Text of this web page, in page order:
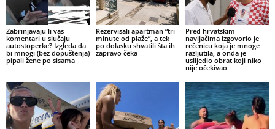
Zabrinjavaju li vas
komentari u slučaju
autostoperke? Izgleda da
bi mnogi (bez dopuštenja)
pipali žene po sisama
Rezervisali apartman “tri
minute od plaže”, a tek
po dolasku shvatili šta ih
zapravo čeka
Pred hrvatskim
navijačima izgovorio je
rečenicu koja je mnoge
razljutila, a onda je
uslijedio obrat koji niko
nije očekivao